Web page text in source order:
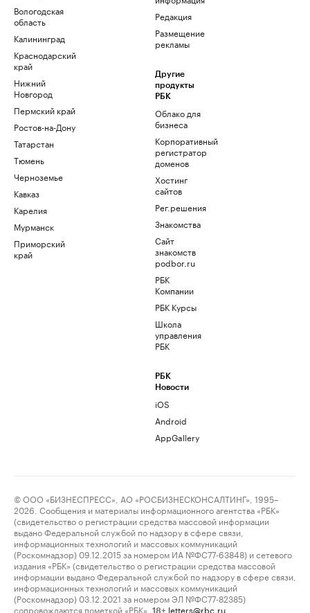
Вологодская
область
Калининград
Краснодарский
край
Нижний
Новгород
Пермский край
Ростов-на-Дону
Татарстан
Тюмень
Черноземье
Кавказ
Карелия
Мурманск
Приморский
край
Редакция
Размещение
рекламы
Другие
продукты
РБК
Облако для
бизнеса
Корпоративный
регистратор
доменов
Хостинг
сайтов
Рег.решения
Знакомства
Сайт
знакомств
podbor.ru
РБК
Компании
РБК Курсы
Школа
управления
РБК
РБК
Новости
iOS
Android
AppGallery
© ООО «БИЗНЕСПРЕСС», АО «РОСБИЗНЕСКОНСАЛТИНГ», 1995–
2026. Сообщения и материалы информационного агентства «РБК»
(свидетельство о регистрации средства массовой информации
выдано Федеральной службой по надзору в сфере связи,
информационных технологий и массовых коммуникаций
(Роскомнадзор) 09.12.2015 за номером ИА №ФС77-63848) и сетевого
издания «РБК» (свидетельство о регистрации средства массовой
информации выдано Федеральной службой по надзору в сфере связи,
информационных технологий и массовых коммуникаций
(Роскомнадзор) 03.12.2021 за номером ЭЛ №ФС77-82385)
сопровождаются пометкой «РБК».
18+ letters@rbc.ru